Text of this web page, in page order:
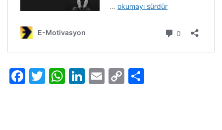
Facebook
Twitter
WhatsApp
LinkedIn
Email
Copy